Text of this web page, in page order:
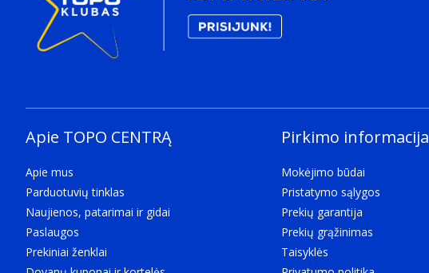
Apie TOPO CENTRĄ
Apie mus
Parduotuvių tinklas
Naujienos, patarimai ir gidai
Paslaugos
Prekiniai ženklai
Pirkimo informacija
Mokėjimo būdai
Pristatymo sąlygos
Prekių garantija
Prekių grąžinimas
Taisyklės